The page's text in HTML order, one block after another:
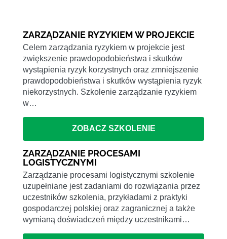
ZARZĄDZANIE RYZYKIEM W PROJEKCIE
Celem zarządzania ryzykiem w projekcie jest
zwiększenie prawdopodobieństwa i skutków
wystąpienia ryzyk korzystnych oraz zmniejszenie
prawdopodobieństwa i skutków wystąpienia ryzyk
niekorzystnych. Szkolenie zarządzanie ryzykiem
w…
ZOBACZ SZKOLENIE
ZARZĄDZANIE PROCESAMI
LOGISTYCZNYMI
Zarządzanie procesami logistycznymi szkolenie
uzupełniane jest zadaniami do rozwiązania przez
uczestników szkolenia, przykładami z praktyki
gospodarczej polskiej oraz zagranicznej a także
wymianą doświadczeń między uczestnikami…